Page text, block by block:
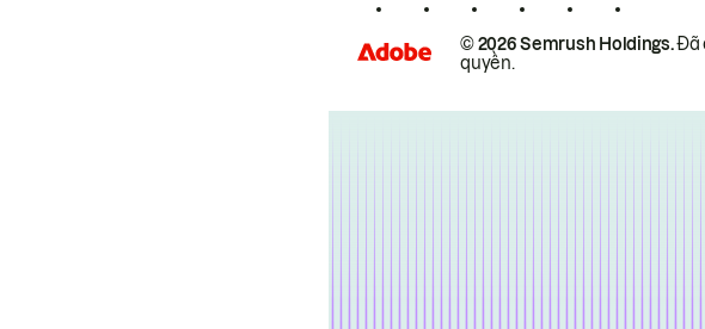
© 2026 Semrush Holdings.Đã
quyền.